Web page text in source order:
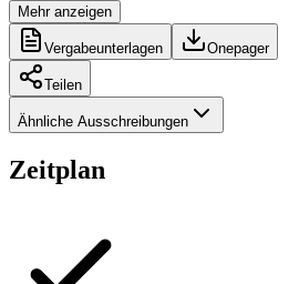
Mehr anzeigen
Vergabeunterlagen Onepager
Teilen
Ähnliche Ausschreibungen
Zeitplan